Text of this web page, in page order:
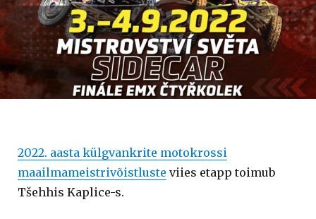
2022. aasta külgvankrite motokrossi
maailmameistrivõistluste viies etapp toimub
Tšehhis Kaplice-s.